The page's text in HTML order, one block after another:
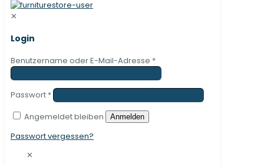
✕
Login
Benutzername oder E-Mail-Adresse *
Passwort *
Angemeldet bleiben
Anmelden
Passwort vergessen?
✕